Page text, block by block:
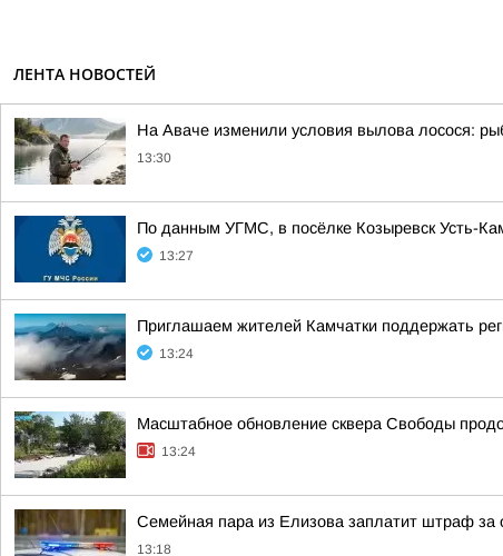
ЛЕНТА НОВОСТЕЙ
На Аваче изменили условия вылова лосося:
13:30
По данным УГМС, в посёлке Козыревск Усть-
13:27
Приглашаем жителей Камчатки поддержать
13:24
Масштабное обновление сквера Свободы
13:24
Семейная пара из Елизова заплатит штраф за
13:18